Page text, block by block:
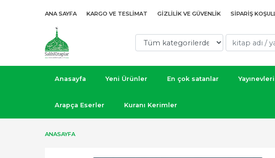
ANA SAYFA KARGO VE TESLIMAT GIZLILIK VE GÜVENLIK SIPARIŞ
Anasayfa Yeni Ürünler En çok satanlar Yayınevleri
Arapça Eserler Kuranı Kerimler
ANASAYFA